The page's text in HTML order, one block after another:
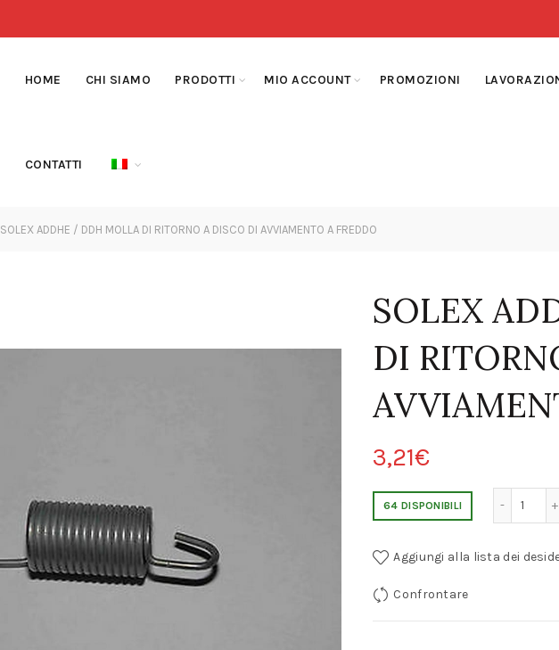
HOME CHI SIAMO PRODOTTI MIO ACCOUNT PROMOZIONI
CONTATTI
SOLEX ADDHE / DDH MOLLA DI RITORNO A DISCO DI AVVIAMENTO A FREDDO
SOLEX
DI
3,21€
64 DISPONIBILI
SOLEX ADDHE / DDH MOLLA DI RITORNO A
Aggiungi alla lista dei
Confrontare